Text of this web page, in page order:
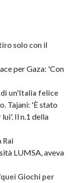
solo con il
per Gaza: 'Con
un'Italia felice
Tajani: 'È stato
Il n.1 della
LUMSA, aveva
Giochi per